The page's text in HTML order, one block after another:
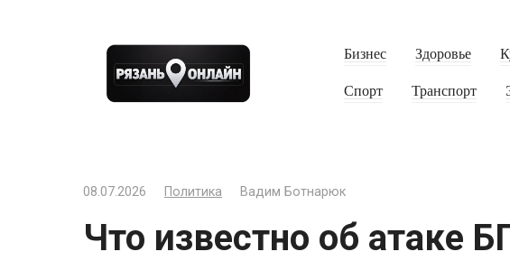
Бизнес Здоровье
Спорт Транспорт
08.07.2026 Политика Вадим Ботнарюк
Что известно об атаке